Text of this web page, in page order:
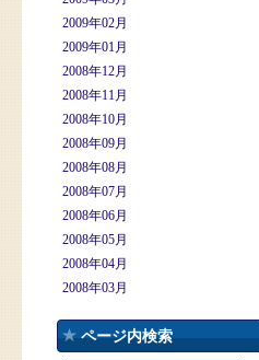
2009年02月
2009年01月
2008年12月
2008年11月
2008年10月
2008年09月
2008年08月
2008年07月
2008年06月
2008年05月
2008年04月
2008年03月
ページ内検索